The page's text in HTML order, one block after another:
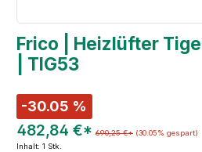
Frico | Heizlüfter
| TIG53
-30.05 %
482,84 €* 690,25 €* (30.05% gespart)
Inhalt: 1 Stk.